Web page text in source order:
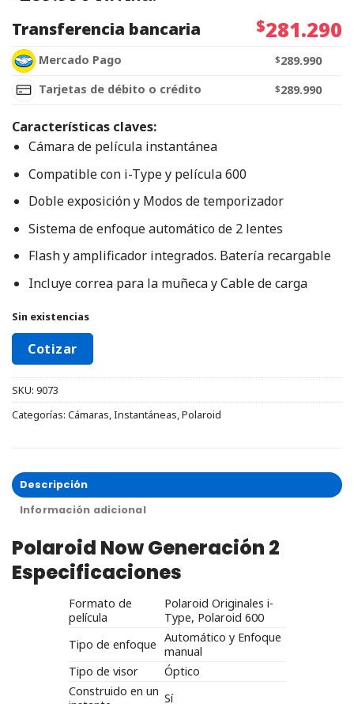
Transferencia bancaria
$281.290
Mercado Pago $289.990
Tarjetas de débito o crédito
$289.990
Características claves:
Cámara de película instantánea
Compatible con i-Type y película 600
Doble exposición y Modos de temporizador
Sistema de enfoque automático de 2 lentes
Flash y amplificador integrados. Batería recargable
Incluye correa para la muñeca y Cable de carga
Sin existencias
Cotizar
SKU: 9073
Categorías: Cámaras Instantáneas Polaroid
Descripción
Información adicional
Polaroid Now Generación 2
Especificaciones
Formato de
película
Polaroid Originales i-
Type, Polaroid 600
Tipo de enfoque Automático y Enfoque
manual
Tipo de visor
Óptico
Construido en un Sí